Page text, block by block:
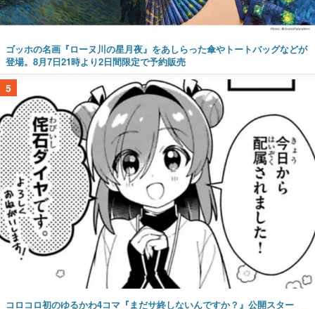
ゴッホの名画『ローヌ川の星月夜』をあしらった傘やトートバッグなどが
登場。8月7日21時より2日間限定で予約販売
5
コロコロ初のゆるかわ4コマ『まだサ終しないんですか？』公開スター